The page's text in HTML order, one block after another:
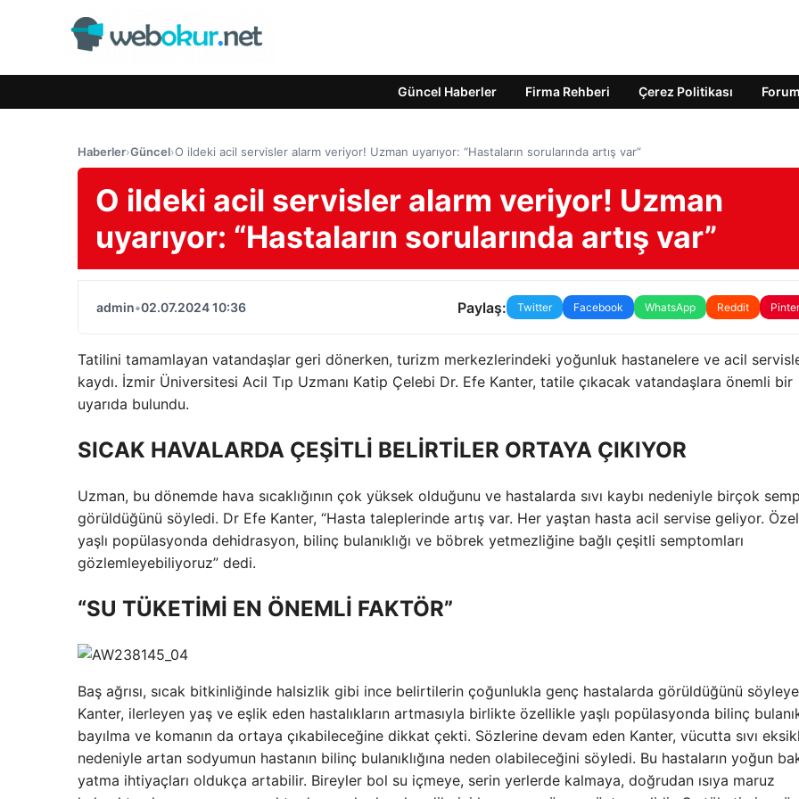
Güncel Haberler Firma Rehberi Çerez Politikası Forum
Haberler›Güncel›O ildeki acil servisler alarm veriyor! Uzman uyarıyor: “Hastaların sorularında artış var”
O ildeki acil servisler alarm veriyor! Uzman
uyarıyor: “Hastaların sorularında artış var”
admin•02.07.2024 10:36 Paylaş: Twitter Facebook WhatsApp Reddit
Tatilini tamamlayan vatandaşlar geri dönerken, turizm merkezlerindeki yoğunluk hastanelere ve acil
kaydı. İzmir Üniversitesi Acil Tıp Uzmanı Katip Çelebi Dr. Efe Kanter, tatile çıkacak vatandaşlara önemli bir
uyarıda bulundu.
SICAK HAVALARDA ÇEŞİTLİ BELİRTİLER ORTAYA ÇIKIYOR
Uzman, bu dönemde hava sıcaklığının çok yüksek olduğunu ve hastalarda sıvı kaybı nedeniyle birçok
görüldüğünü söyledi. Dr Efe Kanter, “Hasta taleplerinde artış var. Her yaştan hasta acil servise geliyor.
yaşlı popülasyonda dehidrasyon, bilinç bulanıklığı ve böbrek yetmezliğine bağlı çeşitli semptomları
gözlemleyebiliyoruz” dedi.
“SU TÜKETİMİ EN ÖNEMLİ FAKTÖR”
Baş ağrısı, sıcak bitkinliğinde halsizlik gibi ince belirtilerin çoğunlukla genç hastalarda görüldüğünü
Kanter, ilerleyen yaş ve eşlik eden hastalıkların artmasıyla birlikte özellikle yaşlı popülasyonda bilinç
bayılma ve komanın da ortaya çıkabileceğine dikkat çekti. Sözlerine devam eden Kanter, vücutta sıvı
nedeniyle artan sodyumun hastanın bilinç bulanıklığına neden olabileceğini söyledi. Bu hastaların yoğun
yatma ihtiyaçları oldukça artabilir. Bireyler bol su içmeye, serin yerlerde kalmaya, doğrudan ısıya maruz